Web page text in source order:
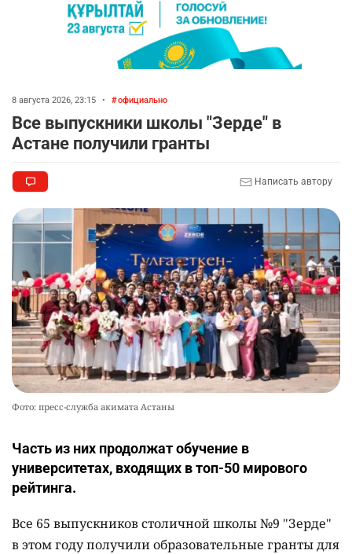
8 августа 2026, 23:15 • официально
Все выпускники школы "Зерде" в
Астане получили гранты
Написать автору
Фото: пресс-служба акимата Астаны
Часть из них продолжат обучение в
университетах, входящих в топ-50 мирового
рейтинга.
Все 65 выпускников столичной школы №9 "Зерде"
в этом году получили образовательные гранты для